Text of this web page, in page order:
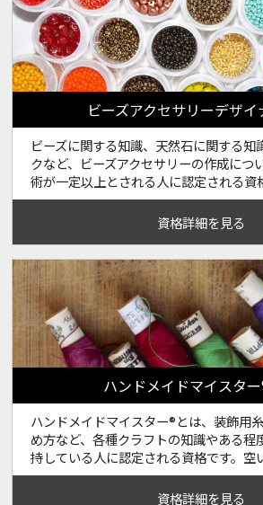
ビーズアクセサリーデザ
ビーズに関する知識、天然石に関する知
クなど、ビーズアクセサリーの作成につ
術が一定以上とされる人に認定される資
資格詳細を見る
ハンドメイドマイスタ
ハンドメイドマイスター®とは、装飾用
め方など、各種クラフトの知識やある程
持している人に認定される資格です。空
資格詳細を見る